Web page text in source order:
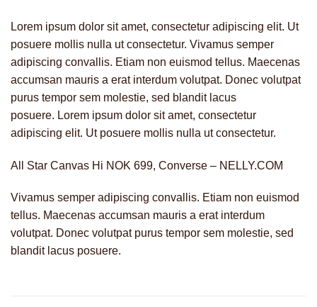
Lorem ipsum dolor sit amet, consectetur adipiscing elit. Ut
posuere mollis nulla ut consectetur. Vivamus semper
adipiscing convallis. Etiam non euismod tellus. Maecenas
accumsan mauris a erat interdum volutpat. Donec volutpat
purus tempor sem molestie, sed blandit lacus
posuere. Lorem ipsum dolor sit amet, consectetur
adipiscing elit. Ut posuere mollis nulla ut consectetur.
All Star Canvas Hi NOK 699, Converse – NELLY.COM
Vivamus semper adipiscing convallis. Etiam non euismod
tellus. Maecenas accumsan mauris a erat interdum
volutpat. Donec volutpat purus tempor sem molestie, sed
blandit lacus posuere.